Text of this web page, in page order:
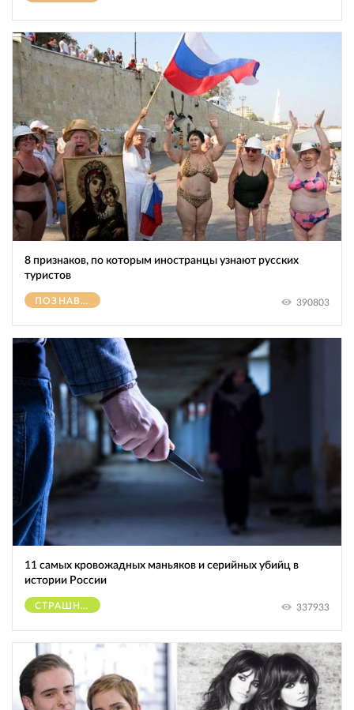
8 признаков, по которым иностранцы узнают русских
туристов
ПОЗНАВАТЕЛЬНОЕ 390803
11 самых кровожадных маньяков и серийных убийц в
истории России
СТРАШНОЕ 337933